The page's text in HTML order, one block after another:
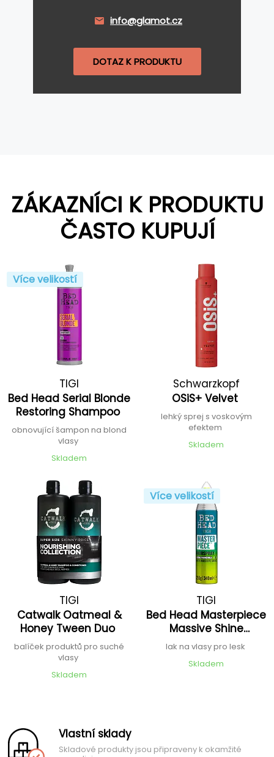
info@glamot.cz
DOTAZ K PRODUKTU
ZÁKAZNÍCI K PRODUKTU
ČASTO KUPUJÍ
Více velikostí
TIGI
Bed Head Serial Blonde
Restoring Shampoo
obnovující šampon na blond
vlasy
Skladem
Schwarzkopf
Professional
OSiS+ Velvet
lehký sprej s voskovým
efektem
Skladem
TIGI
Catwalk Oatmeal &
Honey Tween Duo
balíček produktů pro suché
vlasy
Skladem
Více velikostí
TIGI
Bed Head Masterpiece
Massive Shine
Hairspray
lak na vlasy pro lesk
Skladem
Vlastní sklady
Skladové produkty jsou připraveny k okamžité